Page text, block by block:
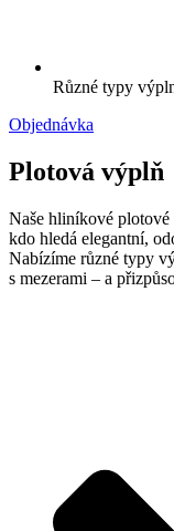
Různé typy
Objednávka
Plotová výplň
Naše hliníkové
kdo hledá elegantní,
Nabízíme různé typy
s mezerami – a